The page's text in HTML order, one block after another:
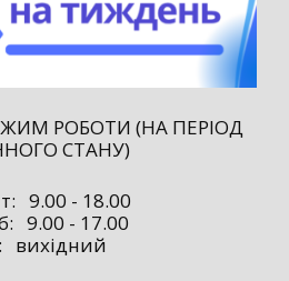
РОБОТИ (НА ПЕРІОД
СТАНУ)
9.00 - 18.00
9.00 - 17.00
вихідний